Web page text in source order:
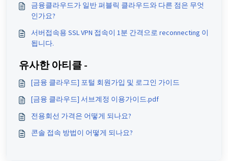
금융클라우드가 일반 퍼블릭 클라우드와 다른 점은 무엇
인가요?
서버접속용 SSL VPN 접속이 1분 간격으로 reconnecting 이
됩니다.
유사한 아티클 -
[금융 클라우드] 포털 회원가입 및 로그인 가이드
[금융 클라우드] 서브계정 이용가이드.pdf
전용회선 가격은 어떻게 되나요?
콘솔 접속 방법이 어떻게 되나요?